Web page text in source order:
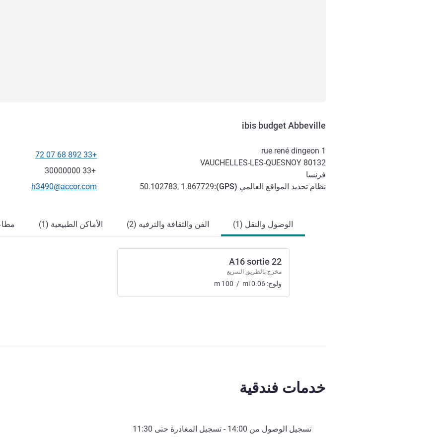
ibis budget Abbeville
1 rue rené dingeon
80132
VAUCHELLES-LES-QUESNOY
فرنسا
نظام تحديد المواقع العالمي (GPS
):
50.102783, 1.867729
الهاتف
+33 892 68 07 72
فاكس
+33 30000000
تواصل معنا عبر البريد
h3490@accor.com
الوصول والنقل (1) الفن والثقافة والترفيه (2) الأماكن الطبيعية (1)
A16 sortie 22
مخرج بالطريق السريع
ولوج: m 100 / mi0.06
خدمات فندقية
تسجيل الوصول من 14:00 - تسجيل المغادرة حتى 11:30